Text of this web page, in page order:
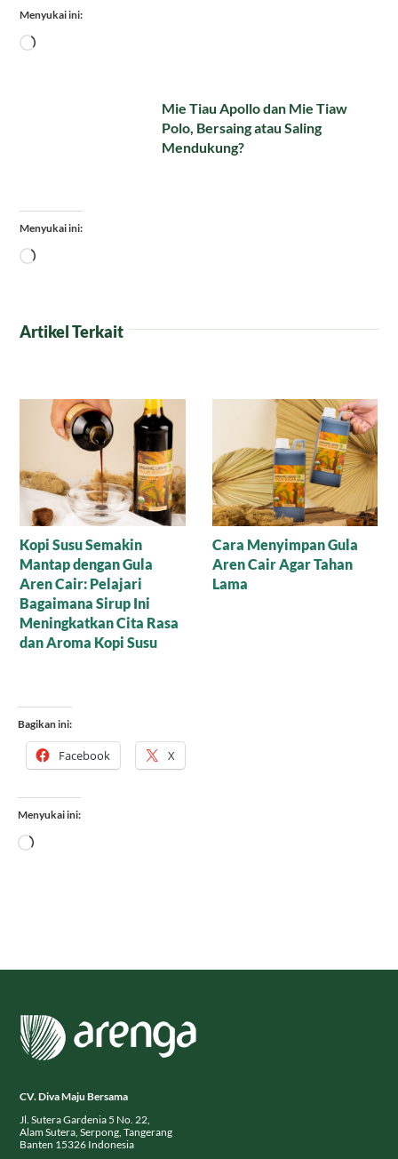
Menyukai ini:
Memuat...
Mie Tiau Apollo dan Mie Tiaw
Polo, Bersaing atau Saling
Mendukung?
Menyukai ini:
Memuat...
Artikel Terkait
Berikan Sentuhan Alami
pada Produk Makanan
dengan Arenga Gula
Aren Bubuk
Kopi Susu dan Boba Gula
Aren
Facebook
Memuat...
CV. Diva Maju Bersama
Alam Sutera, Serpong, Tangerang
Banten 15326 Indonesia